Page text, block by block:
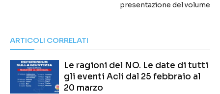
presentazione del volume
ARTICOLI CORRELATI
Le ragioni del NO. Le date di tutti
gli eventi Acli dal 25 febbraio al
20 marzo